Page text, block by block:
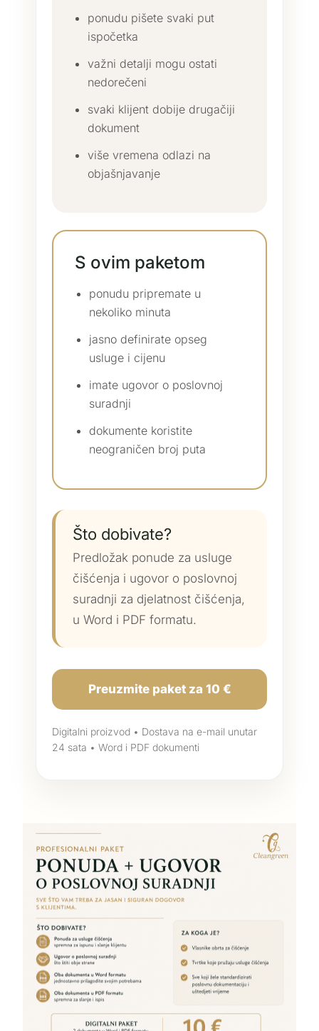
ponudu pišete svaki put
ispočetka
važni detalji mogu ostati
nedorečeni
svaki klijent dobije drugačiji
dokument
više vremena odlazi na
objašnjavanje
S ovim paketom
ponudu pripremate u
nekoliko minuta
jasno definirate opseg
usluge i cijenu
imate ugovor o poslovnoj
suradnji
dokumente koristite
neograničen broj puta
Što dobivate?
Predložak ponude za usluge
čišćenja i ugovor o poslovnoj
suradnji za djelatnost čišćenja,
u Word i PDF formatu.
Preuzmite paket za 10 €
Digitalni proizvod • Dostava na e-mail unutar
24 sata • Word i PDF dokumenti